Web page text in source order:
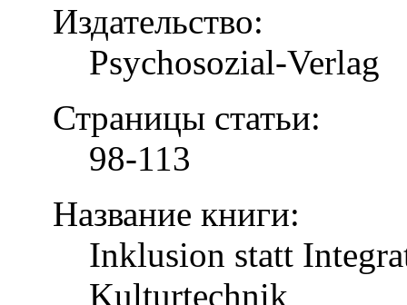
Издательство:
Psychosozial-Verlag
Страницы статьи:
98-113
Название книги:
Inklusion statt
Kulturtechnik